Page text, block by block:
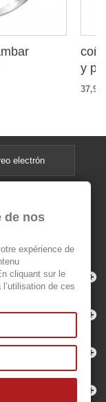
y
37,99
de nos
expérience de
cliquant sur le
de ces